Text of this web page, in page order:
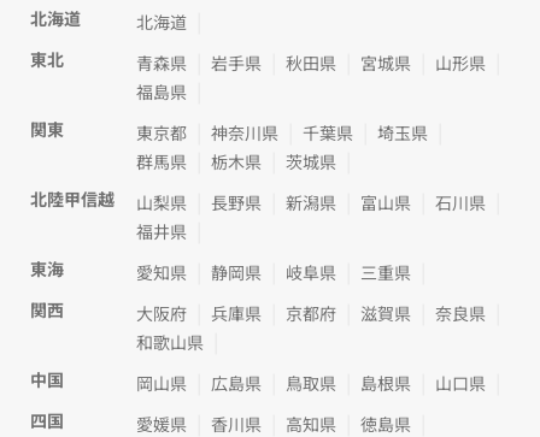
北海道
北海道
東北
青森県 岩手県 秋田県 宮城県
山形県
福島県
関東
東京都 神奈川県 千葉県
埼玉県
群馬県
栃木県
茨城県
北陸甲信越
山梨県 長野県 新潟県 富山県
石川県
福井県
東海
愛知県 静岡県 岐阜県
三重県
関西
大阪府 兵庫県 京都府 滋賀県
奈良県
和歌山県
中国
岡山県 広島県 鳥取県 島根県
山口県
四国
愛媛県 香川県 高知県
徳島県